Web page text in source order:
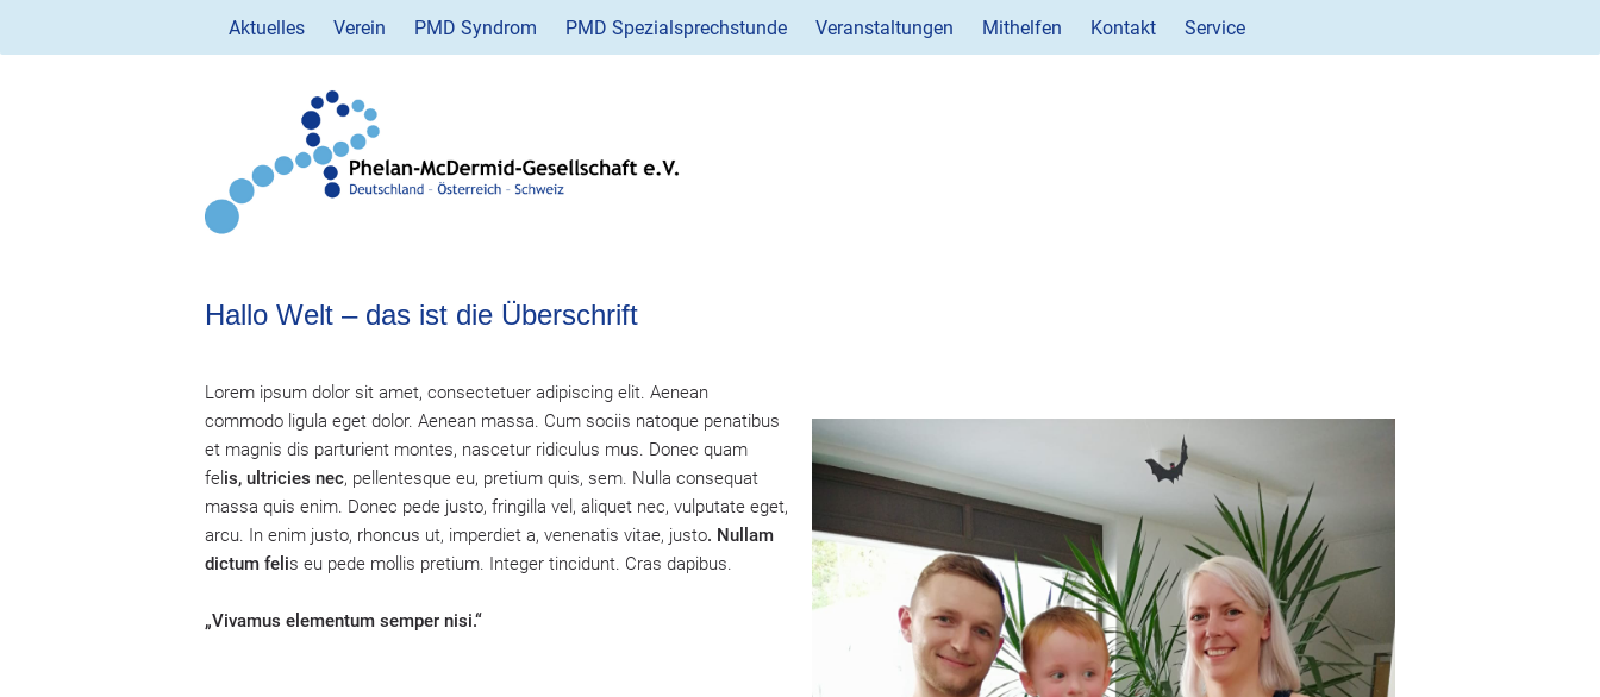
zum
Inhalt
Aktuelles Verein PMD Syndrom PMD Spezialsprechstunde Veranstaltungen Mithelfen Kontakt Service
Hallo Welt – das ist die Überschrift
Lorem ipsum dolor sit amet, consectetuer adipiscing elit. Aenean
commodo ligula eget dolor. Aenean massa. Cum sociis natoque penatibus
et magnis dis parturient montes, nascetur ridiculus mus. Donec quam
fel is, ultricies nec, pellentesque eu, pretium quis, sem. Nulla consequat
massa quis enim. Donec pede justo, fringilla vel, aliquet nec, vulputate eget,
arcu. In enim justo, rhoncus ut, imperdiet a, venenatis vitae, justo. Nullam
dictum felis eu pede mollis pretium. Integer tincidunt. Cras dapibus.
„Vivamus elementum semper nisi.“